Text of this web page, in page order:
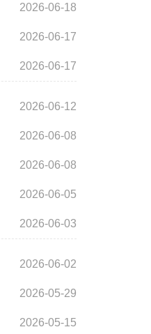
2026-06-18
2026-06-17
2026-06-17
2026-06-12
2026-06-08
2026-06-08
2026-06-05
2026-06-03
2026-06-02
2026-05-29
2026-05-15